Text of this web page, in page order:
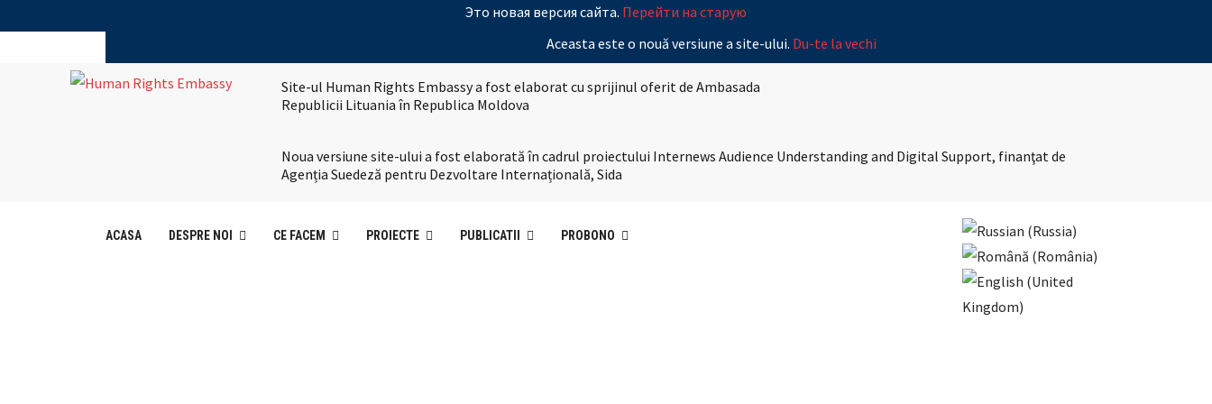
Это новая версия сайта. Перейти на старую
Aceasta este o nouă versiune a site-ului. Du-te la vechi
Site-ul Human Rights Embassy a fost elaborat cu sprijinul oferit de Ambasada
Republicii Lituania în Republica Moldova
Noua versiune site-ului a fost elaborată în cadrul proiectului Internews Audience Understanding and Digital Support, finanţat de
Agenția Suedeză pentru Dezvoltare Internațională, Sida
ACASA DESPRE NOI CE FACEM PROIECTE PUBLICATII PROBONO